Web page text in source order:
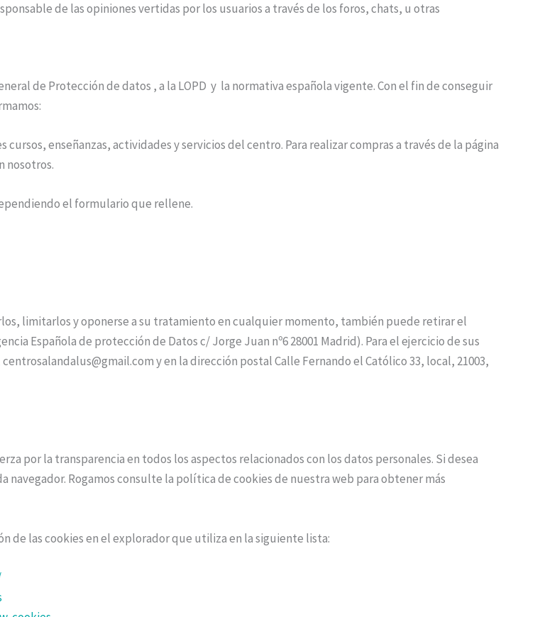
de las opiniones vertidas por los usuarios a través de los foros, chats, u otras
de Protección de datos , a la LOPD y la normativa española vigente. Con el fin de conseguir
enseñanzas, actividades y servicios del centro. Para realizar compras a través de la página
nosotros.
el formulario que rellene.
limitarlos y oponerse a su tratamiento en cualquier momento, también puede retirar el
Española de protección de Datos c/ Jorge Juan nº6 28001 Madrid). Para el ejercicio de sus
y en la dirección postal Calle Fernando el Católico 33, local, 21003,
por la transparencia en todos los aspectos relacionados con los datos personales. Si desea
Rogamos consulte la política de cookies de nuestra web para obtener más
de las cookies en el explorador que utiliza en la siguiente lista: